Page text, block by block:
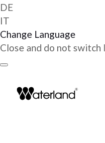
DE
IT
Change Language
Close and do not switch
contenuto